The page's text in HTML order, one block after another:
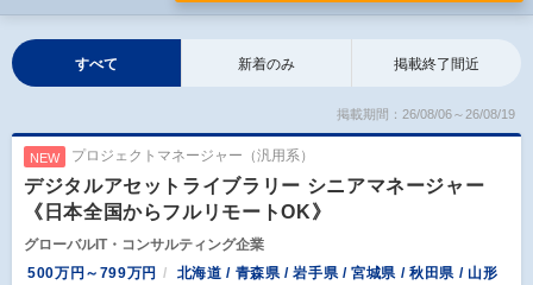
すべて 新着のみ 掲載終了間近
掲載期間：26/08/06～26/08/19
NEW プロジェクトマネージャー（汎用系）
デジタルアセットライブラリー シニアマネージャー
《日本全国からフルリモートOK》
グローバルIT・コンサルティング企業
500万円～799万円
北海道 / 青森県 / 岩手県 / 宮城県 / 秋田県 / 山形